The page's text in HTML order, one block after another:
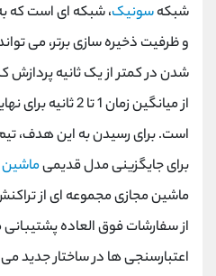
شبکهسونیک، شبکه ای است که
و ظرفیت ذخیره سازی برتر، می تواند
شدن در کمتر از یک ثانیه پردازش
از میانگین زمان 1
است. برای رسیدن به این هدف،
برای جایگزینی مدل قدیمیماشین
ماشین مجازی مجموعه ای از
از سفارشات فوق العاده
اعتبارسنجی ها در ساختار جدید می